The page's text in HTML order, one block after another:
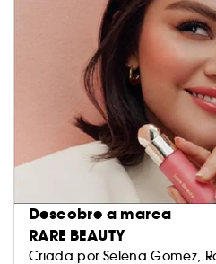
Descobre a marca
RARE BEAUTY
Criada por Selena Gomez,